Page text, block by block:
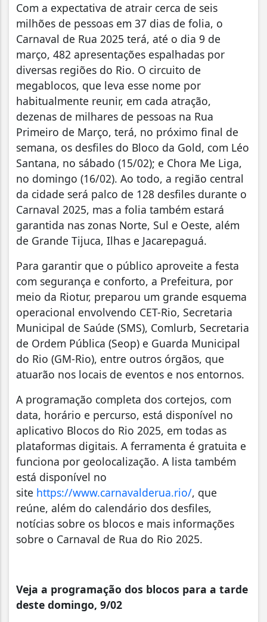
Com a expectativa de atrair cerca de seis
milhões de pessoas em 37 dias de folia, o
Carnaval de Rua 2025 terá, até o dia 9 de
março, 482 apresentações espalhadas por
diversas regiões do Rio. O circuito de
megablocos, que leva esse nome por
habitualmente reunir, em cada atração,
dezenas de milhares de pessoas na Rua
Primeiro de Março, terá, no próximo final de
semana, os desfiles do Bloco da Gold, com Léo
Santana, no sábado (15/02); e Chora Me Liga,
no domingo (16/02). Ao todo, a região central
da cidade será palco de 128 desfiles durante o
Carnaval 2025, mas a folia também estará
garantida nas zonas Norte, Sul e Oeste, além
de Grande Tijuca, Ilhas e Jacarepaguá.
Para garantir que o público aproveite a festa
com segurança e conforto, a Prefeitura, por
meio da Riotur, preparou um grande esquema
operacional envolvendo CET-Rio, Secretaria
Municipal de Saúde (SMS), Comlurb, Secretaria
de Ordem Pública (Seop) e Guarda Municipal
do Rio (GM-Rio), entre outros órgãos, que
atuarão nos locais de eventos e nos entornos.
A programação completa dos cortejos, com
data, horário e percurso, está disponível no
aplicativo Blocos do Rio 2025, em todas as
plataformas digitais. A ferramenta é gratuita e
funciona por geolocalização. A lista também
está disponível no
site https://www.carnavalderua.rio/, que
reúne, além do calendário dos desfiles,
notícias sobre os blocos e mais informações
sobre o Carnaval de Rua do Rio 2025.
Veja a programação dos blocos para a tarde
deste domingo, 9/02